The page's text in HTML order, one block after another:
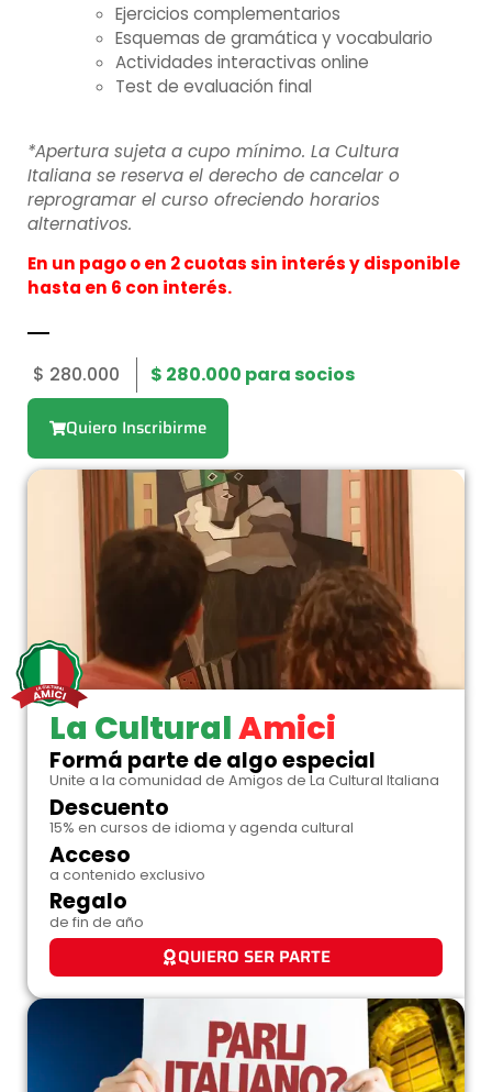
Ejercicios complementarios
Esquemas de gramática y vocabulario
Actividades interactivas online
Test de evaluación final
*Apertura sujeta a cupo mínimo. La Cultura
Italiana se reserva el derecho de cancelar o
reprogramar el curso ofreciendo horarios
alternativos.
En un pago o en 2 cuotas sin interés y disponible
hasta en 6 con interés.
$ 280.000 $ 280.000 para socios
Quiero Inscribirme
La CulturalAmici
Formá parte de algo especial
Unite a la comunidad de Amigos de La Cultural Italiana
Descuento
15% en cursos de idioma y agenda cultural
Acceso
a contenido exclusivo
Regalo
de fin de año
QUIERO SER PARTE